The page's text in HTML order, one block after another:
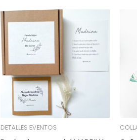
DETALLES EVENTOS